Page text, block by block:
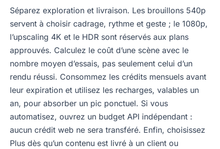
Séparez exploration et livraison. Les brouillons 540p
servent à choisir cadrage, rythme et geste ; le 1080p,
l’upscaling 4K et le HDR sont réservés aux plans
approuvés. Calculez le coût d’une scène avec le
nombre moyen d’essais, pas seulement celui d’un
rendu réussi. Consommez les crédits mensuels avant
leur expiration et utilisez les recharges, valables un
an, pour absorber un pic ponctuel. Si vous
automatisez, ouvrez un budget API indépendant :
aucun crédit web ne sera transféré. Enfin, choisissez
Plus dès qu’un contenu est livré à un client ou